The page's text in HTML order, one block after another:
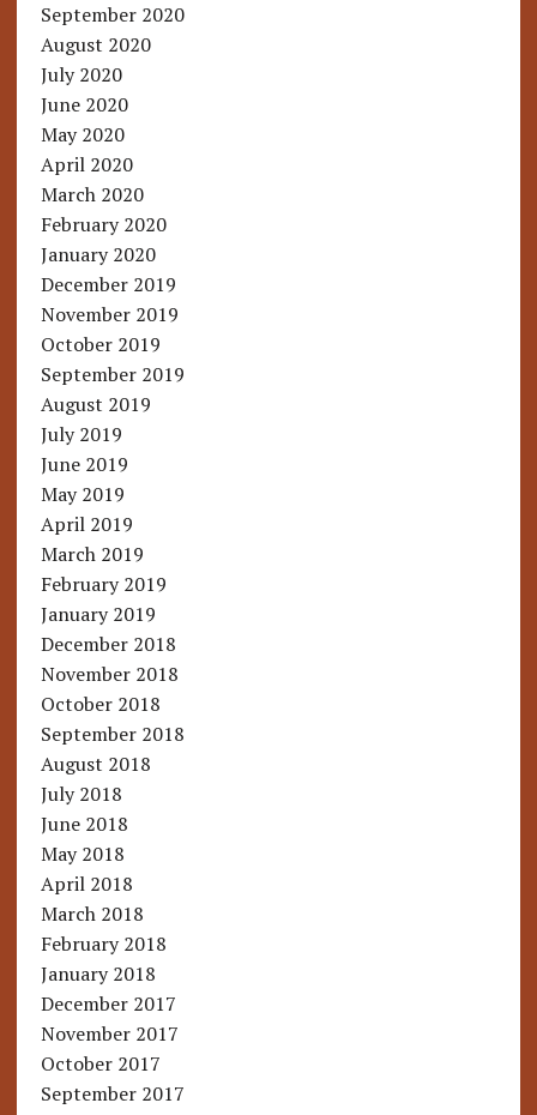
September 2020
August 2020
July 2020
June 2020
May 2020
April 2020
March 2020
February 2020
January 2020
December 2019
November 2019
October 2019
September 2019
August 2019
July 2019
June 2019
May 2019
April 2019
March 2019
February 2019
January 2019
December 2018
November 2018
October 2018
September 2018
August 2018
July 2018
June 2018
May 2018
April 2018
March 2018
February 2018
January 2018
December 2017
November 2017
October 2017
September 2017